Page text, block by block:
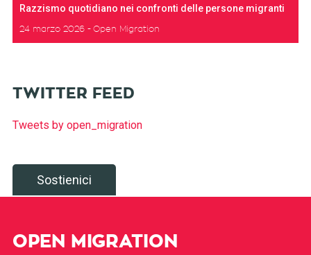
Razzismo quotidiano nei confronti delle persone migranti
24 marzo 2026 Open Migration
TWITTER FEED
Tweets by open_migration
Sostienici
OPEN MIGRATION